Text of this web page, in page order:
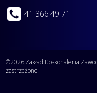
41 366 49 71
©2026 Zakład Doskonalenia
zastrzeżone